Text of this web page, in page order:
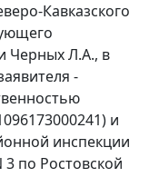
Кавказского
Черных Л.А., в
-
и
инспекции
по Ростовской